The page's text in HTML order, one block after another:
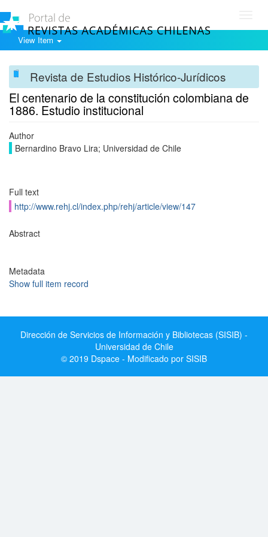
View Item
Revista de Estudios Histórico-Jurídicos
El centenario de la constitución colombiana de
1886. Estudio institucional
Author
Bernardino Bravo Lira; Universidad de Chile
Full text
http://www.rehj.cl/index.php/rehj/article/view/147
Abstract
Metadata
Show full item record
Dirección de Servicios de Información y Bibliotecas (SISIB) -
Universidad de Chile
© 2019 Dspace - Modificado por SISIB